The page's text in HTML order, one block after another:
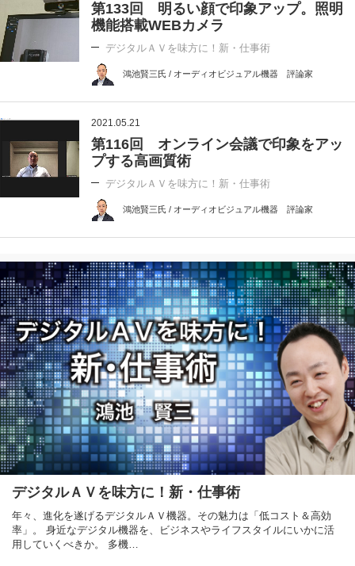
第133回 明るい顔で印象アップ。照明
機能搭載WEBカメラ
デジタルＡＶを味方に！新・仕事術
鴻池賢三氏 / オーディオビジュアル機器 評論家
2021.05.21
第116回 オンライン会議で印象をアッ
プする高画質術
デジタルＡＶを味方に！新・仕事術
鴻池賢三氏 / オーディオビジュアル機器 評論家
デジタルＡＶを味方に！新・仕事術
年々、進化を遂げるデジタルＡＶ機器。その魅力は「低コスト＆高効
率」。 身近なデジタル機器を、ビジネスやライフスタイルにいかに活
用していくべきか。 多機…